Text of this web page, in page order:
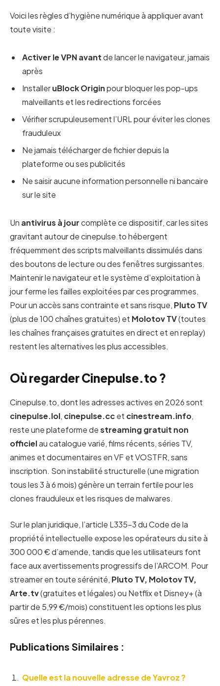
Voici les règles d’hygiène numérique à appliquer avant
toute visite :
Activer le VPN avantde lancer le navigateur, jamais
après
InstalleruBlock Originpour bloquer les pop-ups
malveillants et les redirections forcées
Vérifier scrupuleusement l’URL pour éviter les clones
frauduleux
Ne jamais télécharger de fichier depuis la
plateforme ou ses publicités
Ne saisir aucune information personnelle ni bancaire
sur le site
Un antivirus à jourcomplète ce dispositif, car les sites
gravitant autour de cinepulse.to hébergent
fréquemment des scripts malveillants dissimulés dans
des boutons de lecture ou des fenêtres surgissantes.
Maintenir le navigateur et le système d’exploitation à
jour ferme les failles exploitées par ces programmes.
Pour un accès sans contrainte et sans risque, Pluto TV
(plus de 100 chaînes gratuites) et Molotov TV(toutes
les chaînes françaises gratuites en direct et en replay)
restent les alternatives les plus accessibles.
Où regarder Cinepulse.to ?
Cinepulse.to, dont les adresses actives en 2026 sont
cinepulse.lol, cinepulse.ccet cinestream.info,
reste une plateforme destreaming gratuit non
officielau catalogue varié, films récents, séries TV,
animes et documentaires en VF et VOSTFR, sans
inscription. Son instabilité structurelle (une migration
tous les 3 à 6 mois) génère un terrain fertile pour les
clones frauduleux et les risques de malwares.
Sur le plan juridique, l’article L335-3 du Code de la
propriété intellectuelle expose les opérateurs du site à
300 000 € d’amende, tandis que les utilisateurs font
face aux avertissements progressifs de l’ARCOM. Pour
streamer en toute sérénité, Pluto TV, Molotov TV,
Arte.tv(gratuites et légales) ou Netflix et Disney+ (à
partir de 5,99 €/mois) constituent les options les plus
sûres et les plus pérennes.
Publications Similaires :
Quelle est la nouvelle adresse de Yavroz ?